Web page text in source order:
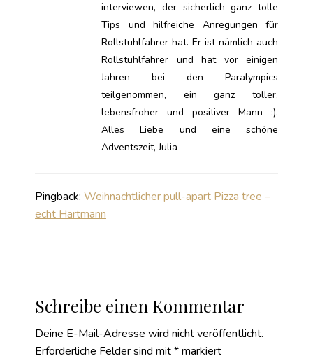
interviewen, der sicherlich ganz tolle
Tips und hilfreiche Anregungen für
Rollstuhlfahrer hat. Er ist nämlich auch
Rollstuhlfahrer und hat vor einigen
Jahren bei den Paralympics
teilgenommen, ein ganz toller,
lebensfroher und positiver Mann :).
Alles Liebe und eine schöne
Adventszeit, Julia
Pingback: Weihnachtlicher pull-apart Pizza tree –
echt Hartmann
Schreibe einen Kommentar
Deine E-Mail-Adresse wird nicht veröffentlicht.
Erforderliche Felder sind mit*markiert